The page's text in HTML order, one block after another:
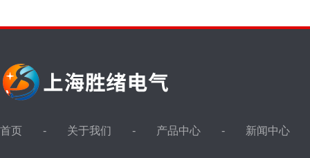
首页 关于我们 产品中心 新闻中心